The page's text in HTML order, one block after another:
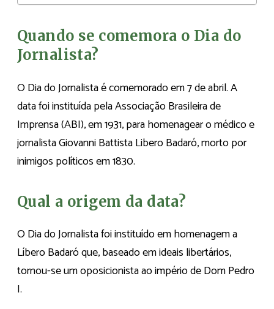
Quando se comemora o Dia do
Jornalista?
O Dia do Jornalista é comemorado em 7 de abril. A
data foi instituída pela Associação Brasileira de
Imprensa (ABI), em 1931, para homenagear o médico e
jornalista Giovanni Battista Libero Badaró, morto por
inimigos políticos em 1830.
Qual a origem da data?
O Dia do Jornalista foi instituído em homenagem a
Líbero Badaró que, baseado em ideais libertários,
tornou-se um oposicionista ao império de Dom Pedro
I.